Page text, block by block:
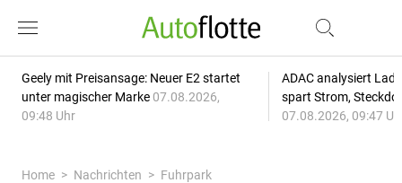
Geely mit Preisansage: Neuer E2 startet
unter magischer Marke 07.08.2026,
09:48 Uhr
ADAC analysiert
spart Strom,
07.08.2026, 09:47
Home Nachrichten
Fuhrpark